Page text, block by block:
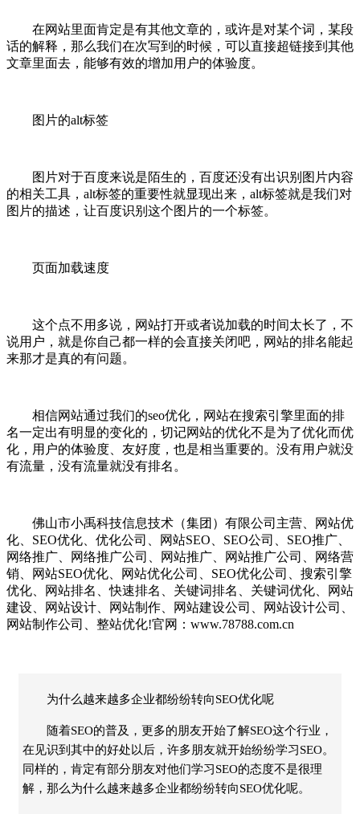
在网站里面肯定是有其他文章的，或许是对某个词，某段
话的解释，那么我们在次写到的时候，可以直接超链接到其他
文章里面去，能够有效的增加用户的体验度。
图片的alt标签
图片对于百度来说是陌生的，百度还没有出识别图片内容
的相关工具，alt标签的重要性就显现出来，alt标签就是我们对
图片的描述，让百度识别这个图片的一个标签。
页面加载速度
这个点不用多说，网站打开或者说加载的时间太长了，不
说用户，就是你自己都一样的会直接关闭吧，网站的排名能起
来那才是真的有问题。
相信网站通过我们的seo优化，网站在搜索引擎里面的排
名一定出有明显的变化的，切记网站的优化不是为了优化而优
化，用户的体验度、友好度，也是相当重要的。没有用户就没
有流量，没有流量就没有排名。
佛山市小禹科技信息技术（集团）有限公司主营、网站优
化、SEO优化、优化公司、网站SEO、SEO公司、SEO推广、
网络推广、网络推广公司、网站推广、网站推广公司、网络营
销、网站SEO优化、网站优化公司、SEO优化公司、搜索引擎
优化、网站排名、快速排名、关键词排名、关键词优化、网站
建设、网站设计、网站制作、网站建设公司、网站设计公司、
网站制作公司、整站优化!官网：www.78788.com.cn
为什么越来越多企业都纷纷转向SEO优化呢
随着SEO的普及，更多的朋友开始了解SEO这个行业，
在见识到其中的好处以后，许多朋友就开始纷纷学习SEO。
同样的，肯定有部分朋友对他们学习SEO的态度不是很理
解，那么为什么越来越多企业都纷纷转向SEO优化呢。